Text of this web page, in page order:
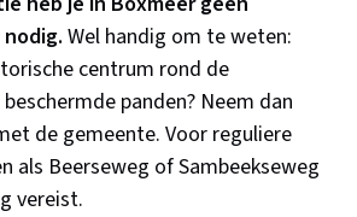
Wel handig om te weten:
centrum rond de
panden? Neem dan
de gemeente. Voor reguliere
als Beerseweg of Sambeekseweg
vereist.